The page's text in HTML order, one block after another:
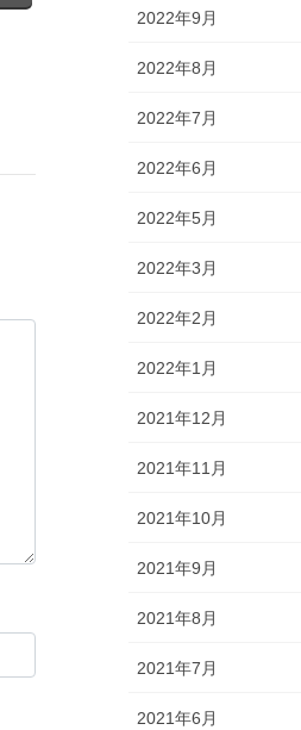
2022年9月
2022年8月
2022年7月
2022年6月
2022年5月
2022年3月
2022年2月
2022年1月
2021年12月
2021年11月
2021年10月
2021年9月
2021年8月
2021年7月
2021年6月